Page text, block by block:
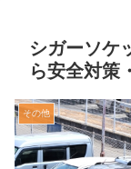
シガーソケ
ら安全対策
その他